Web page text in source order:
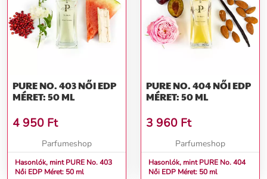
PURE NO. 403 NŐI EDP
MÉRET: 50 ML
4 950 Ft
Parfumeshop
Hasonlók, mint PURE No. 403
Női EDP Méret: 50 ml
PURE NO. 404 NŐI EDP
MÉRET: 50 ML
3 960 Ft
Parfumeshop
Hasonlók, mint PURE No. 404
Női EDP Méret: 50 ml